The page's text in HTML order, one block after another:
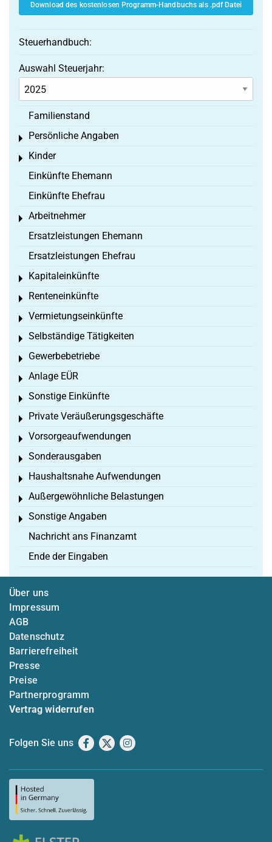
Download des kostenlosen Programm-Handbuchs als .pdf Datei
Steuerhandbuch:
Auswahl Steuerjahr:
Familienstand
Persönliche Angaben
Toggle menu
Kinder
Toggle menu
Einkünfte Ehemann
Einkünfte Ehefrau
Arbeitnehmer
Toggle menu
Ersatzleistungen Ehemann
Ersatzleistungen Ehefrau
Kapitaleinkünfte
Toggle menu
Renteneinkünfte
Toggle menu
Vermietungseinkünfte
Toggle menu
Selbständige Tätigkeiten
Toggle menu
Gewerbebetriebe
Toggle menu
Anlage EÜR
Toggle menu
Sonstige Einkünfte
Toggle menu
Private Veräußerungsgeschäfte
Toggle menu
Vorsorgeaufwendungen
Toggle menu
Sonderausgaben
Toggle menu
Haushaltsnahe Aufwendungen
Toggle menu
Außergewöhnliche Belastungen
Toggle menu
Sonstige Angaben
Toggle menu
Nachricht ans Finanzamt
Ende der Eingaben
Über uns
Impressum
AGB
Datenschutz
Barrierefreiheit
Presse
Preise
Partnerprogramm
Vertrag widerrufen
Folgen Sie uns Facebook
X Instagram